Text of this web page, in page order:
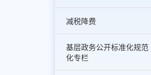
减税降费
基层政务公开标准化规范
化专栏